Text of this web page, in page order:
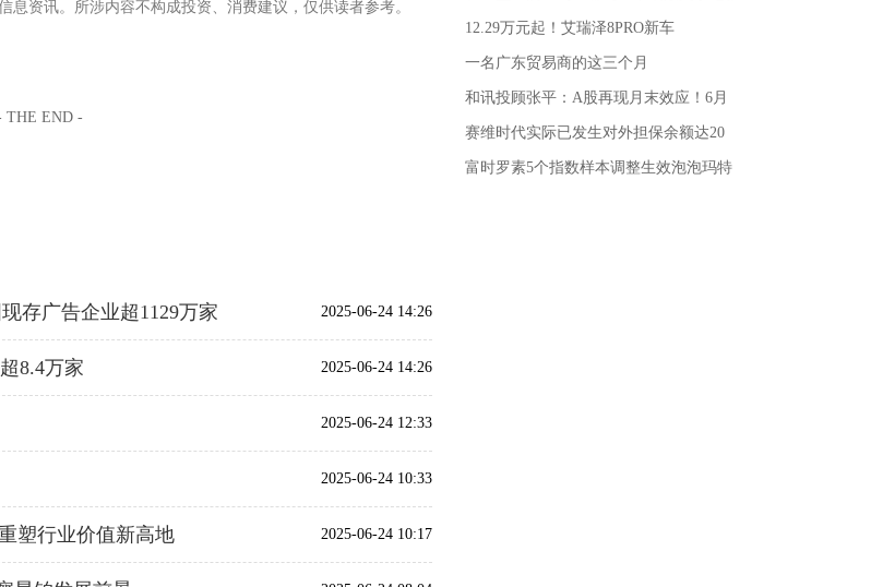
资讯。所涉内容不构成投资、消费建议，仅供读者参考。
THE END -
存广告企业超1129万家 2025-06-24 14:26
8.4万家 2025-06-24 14:26
2025-06-24 12:33
2025-06-24 10:33
塑行业价值新高地 2025-06-24 10:17
12.29万元起！艾瑞泽8PRO新车
一名广东贸易商的这三个月
和讯投顾张平：A股再现月末效应！6月
赛维时代实际已发生对外担保余额达20
富时罗素5个指数样本调整生效泡泡玛特